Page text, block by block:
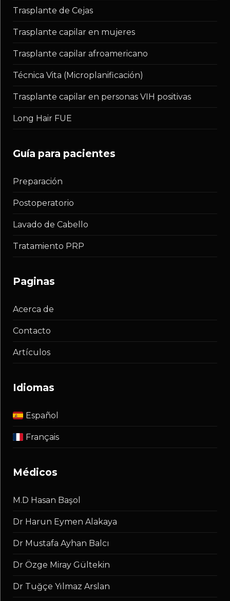
Trasplante de Cejas
Trasplante capilar en mujeres
Trasplante capilar afroamericano
Técnica Vita (Microplanificación)
Trasplante capilar en personas VIH positivas
Long Hair FUE
guía para pacientes
Preparación
Postoperatorio
Lavado de Cabello
Tratamiento PRP
paginas
Acerca de
Contacto
Artículos
idiomas
Español
Français
médicos
M.D Hasan Başol
Dr Harun Eymen Alakaya
Dr Mustafa Ayhan Balcı
Dr Özge Miray Gültekin
Dr Tuğçe Yılmaz Arslan